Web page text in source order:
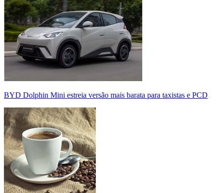
BYD Dolphin Mini estreia versão mais barata para taxistas e PCD